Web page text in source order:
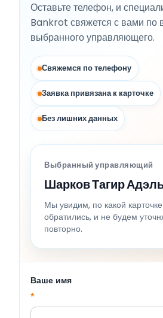
Оставьте телефон, и
Bankrot свяжется с вами по
выбранного управляющего.
Свяжемся по телефону
Заявка привязана к карточке
Без лишних данных
Выбранный управляющий
Шарков Тагир
Мы увидим, по какой
обратились, и не будем
повторно.
Ваше имя
*